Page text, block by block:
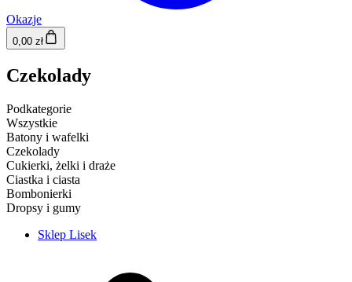
Okazje
0,00 zł
Czekolady
Podkategorie
Wszystkie
Batony i wafelki
Czekolady
Cukierki, żelki i draże
Ciastka i ciasta
Bombonierki
Dropsy i gumy
Sklep Lisek